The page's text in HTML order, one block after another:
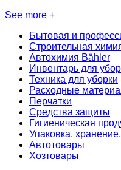
See more +
Бытовая и
Строительная
Автохимия Bähler
Инвентарь для
Техника для уборки
Расходные
Перчатки
Средства защиты
Гигиеническая
Упаковка,
Автотовары
Хозтовары